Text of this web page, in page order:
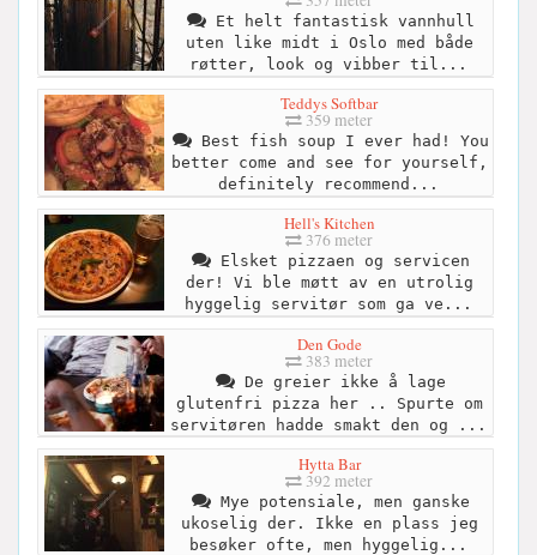
Et helt fantastisk vannhull
uten like midt i Oslo med både
røtter, look og vibber til...
Teddys Softbar
359 meter
Best fish soup I ever had! You
better come and see for yourself,
definitely recommend...
Hell's Kitchen
376 meter
Elsket pizzaen og servicen
der! Vi ble møtt av en utrolig
hyggelig servitør som ga ve...
Den Gode
383 meter
De greier ikke å lage
glutenfri pizza her .. Spurte om
servitøren hadde smakt den og ...
Hytta Bar
392 meter
Mye potensiale, men ganske
ukoselig der. Ikke en plass jeg
besøker ofte, men hyggelig...